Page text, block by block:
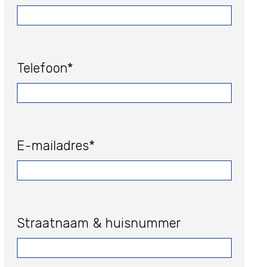
Telefoon*
E-mailadres*
Straatnaam & huisnummer